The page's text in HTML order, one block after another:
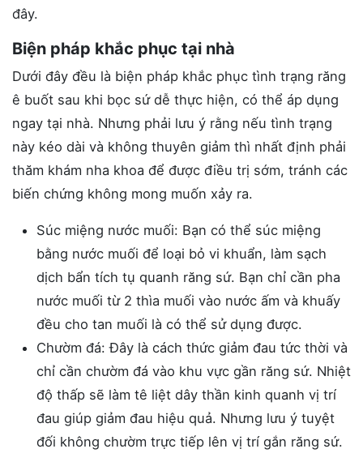
đây.
Biện pháp khắc phục tại nhà
Dưới đây đều là biện pháp khắc phục tình trạng răng
ê buốt sau khi bọc sứ dễ thực hiện, có thể áp dụng
ngay tại nhà. Nhưng phải lưu ý rằng nếu tình trạng
này kéo dài và không thuyên giảm thì nhất định phải
thăm khám nha khoa để được điều trị sớm, tránh các
biến chứng không mong muốn xảy ra.
Súc miệng nước muối: Bạn có thể súc miệng
bằng nước muối để loại bỏ vi khuẩn, làm sạch
dịch bẩn tích tụ quanh răng sứ. Bạn chỉ cần pha
nước muối từ 2 thìa muối vào nước ấm và khuấy
đều cho tan muối là có thể sử dụng được.
Chườm đá: Đây là cách thức giảm đau tức thời và
chỉ cần chườm đá vào khu vực gần răng sứ. Nhiệt
độ thấp sẽ làm tê liệt dây thần kinh quanh vị trí
đau giúp giảm đau hiệu quả. Nhưng lưu ý tuyệt
đối không chườm trực tiếp lên vị trí gắn răng sứ.